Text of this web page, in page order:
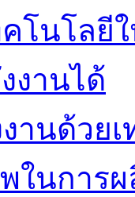
ทคโนโล
งานได้
านด้วย
ในการ